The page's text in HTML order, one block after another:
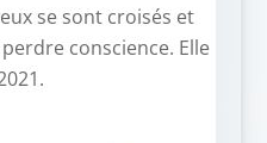
se sont croisés et
conscience. Elle